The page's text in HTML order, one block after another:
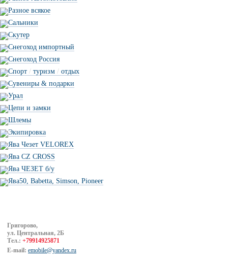
Разное всякое
Сальники
Скутер
Снегоход импортный
Снегоход Россия
Спорт / туризм / отдых
Сувениры & подарки
Урал
Цепи и замки
Шлемы
Экипировка
Ява Чезет VELOREX
Ява CZ CROSS
Ява ЧЕЗЕТ б/у
Ява50, Babetta, Simson, Pioneer
Григорово,
ул. Центральная, 2Б
Тел.: +79914925871
E-mail: emobile@yandex.ru